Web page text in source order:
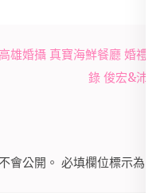
高雄婚攝 真寶海鮮餐廳 婚禮紀
錄 俊宏&沛芸
會公開。 必填欄位標示為